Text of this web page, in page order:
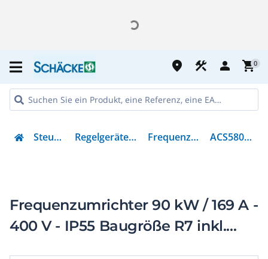
place construction person shopping_cart0
Steuern & Regeln Regelgeräte & Stromversorgung Frequenzumrichter =< 1 kV ACS580-01-169A-4B056
Frequenzumrichter 90 kW / 169 A -
400 V - IP55 Baugröße R7 inkl.